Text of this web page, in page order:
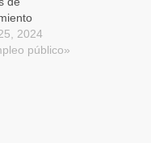
2024
público»